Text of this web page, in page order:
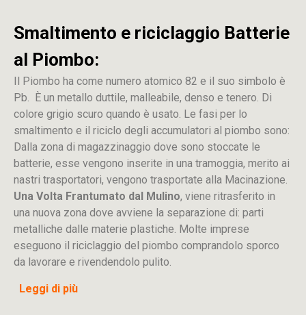
Smaltimento e riciclaggio Batterie
al Piombo:
Il Piombo ha come numero atomico 82 e il suo simbolo è
Pb. È un metallo duttile, malleabile, denso e tenero. Di
colore grigio scuro quando è usato. Le fasi per lo
smaltimento e il riciclo degli accumulatori al piombo sono:
Dalla zona di magazzinaggio dove sono stoccate le
batterie, esse vengono inserite in una tramoggia, merito ai
nastri trasportatori, vengono trasportate alla Macinazione.
Una Volta Frantumato dal Mulino, viene ritrasferito in
una nuova zona dove avviene la separazione di: parti
metalliche dalle materie plastiche. Molte imprese
eseguono il riciclaggio del piombo comprandolo sporco
da lavorare e rivendendolo pulito.
Leggi di più